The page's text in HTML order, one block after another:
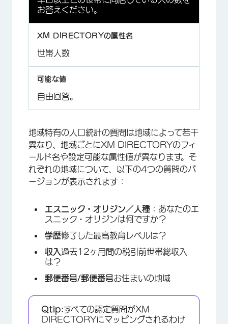
お答えください。
世帯人数
自由回答。
地域特有の人口統計の質問は地域によって若干
異なり、地域ごとにXM DIRECTORYのフィ
ールド名や設定可能な属性値が異なります。そ
れぞれの地域について、以下の4つの質問のバ
ージョンが表示されます：
エスニック・オリジン／人種 ：あなたのエ
スニック・オリジンは何ですか？
学歴修了した最高教育レベルは？
収入過去12ヶ月間の税引前世帯総収入
は？
郵便番号/郵便番号お住まいの地域
Qtip:すべての認定質問がXM
DIRECTORYにマッピングされるわけ